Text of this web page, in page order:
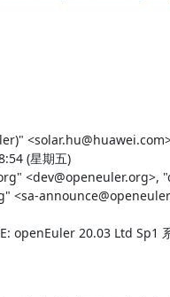
(星期五)
<sa-
openEuler 20.03 Ltd Sp1